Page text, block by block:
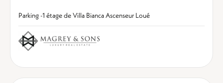
Parking -1 étage de Villa Bianca Ascenseur Loué